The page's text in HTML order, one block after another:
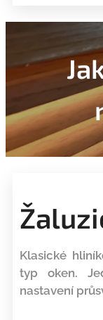
Klasické
typ oken.
nastavení